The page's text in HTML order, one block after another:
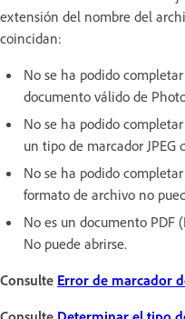
extensión del nombre del
coincidan:
No se ha podido
documento válido de
No se ha podido
un tipo de marcador JPEG
No se ha podido
formato de archivo no
No es un documento PDF
No puede abrirse.
Consulte Error de marcador